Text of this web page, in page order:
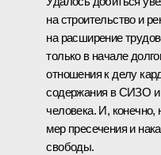
на строительство и
на расширение
только в начале
отношения к делу
содержания в СИЗО и
человека. И, конечно,
мер пресечения и
свободы.